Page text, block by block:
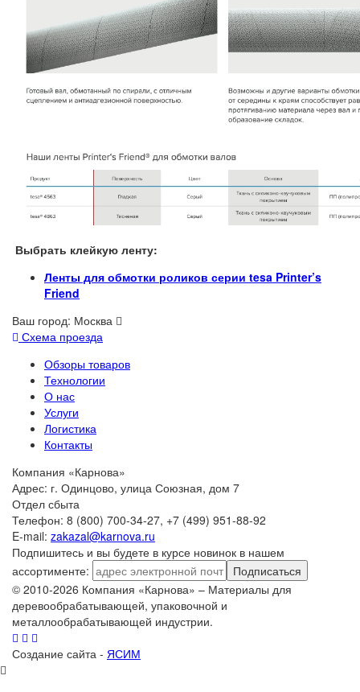
Выбрать клейкую ленту:
Ленты для обмотки роликов серии tesa Printer’s
Friend
Ваш город: Москва
Схема проезда
Обзоры товаров
Технологии
О нас
Услуги
Логистика
Контакты
Компания «Карнова»
Адрес: г. Одинцово, улица Союзная, дом 7
Отдел сбыта
Телефон: 8 (800) 700-34-27, +7 (499) 951-88-92
E-mail: zakazal@karnova.ru
Подпишитесь и вы будете в курсе новинок в нашем
ассортименте:
Подписаться
© 2010-2026 Компания «Карнова» – Материалы для
деревообрабатывающей, упаковочной и
металлообрабатывающей индустрии.
Создание сайта - ЯСИМ